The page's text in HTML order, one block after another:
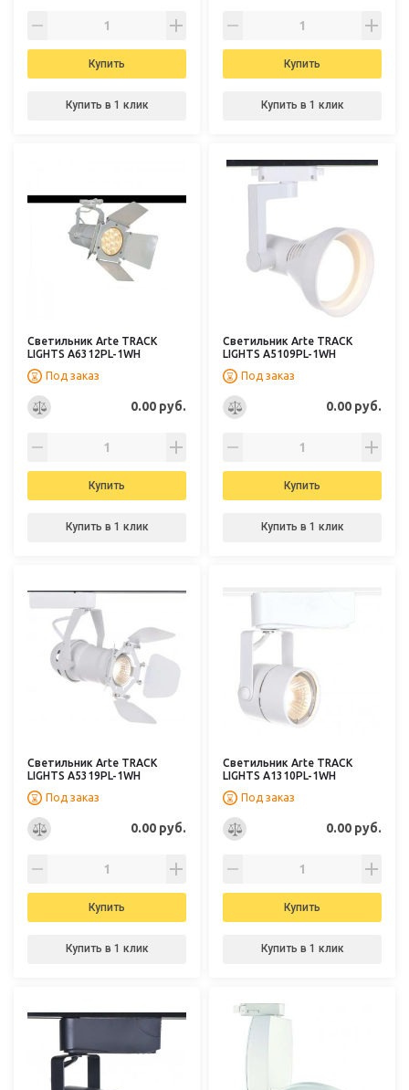
Купить
Купить в 1 клик
Купить
Купить в 1 клик
Светильник Arte TRACK
LIGHTS A6312PL-1WH
Под заказ
0.00 руб.
Купить
Купить в 1 клик
Светильник Arte TRACK
LIGHTS A5109PL-1WH
Под заказ
0.00 руб.
Купить
Купить в 1 клик
Светильник Arte TRACK
LIGHTS A5319PL-1WH
Под заказ
0.00 руб.
Купить
Купить в 1 клик
Светильник Arte TRACK
LIGHTS A1310PL-1WH
Под заказ
0.00 руб.
Купить
Купить в 1 клик